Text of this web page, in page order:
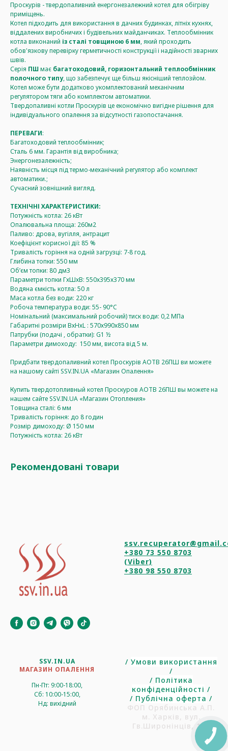
Проскурів - твердопаливний енергонезалежний котел для обігріву
приміщень.
Котел підходить для використання в дачних будинках, літніх кухнях,
віддалених виробничих і будівельних майданчиках. Теплообмінник
котла виконаний із сталі товщиною 6 мм, який проходить
обов'язкову перевірку герметичності конструкції і надійності зварних
швів.
Серія ПШмає багатоходовий, горизонтальний теплообмінник
полочного типу, що забезпечує ще більш якісніший теплозйом.
Котел може бути додатково укомплектований механічним
регулятором тяги або комплектом автоматики.
Твердопаливні котли Проскурів це економічно вигідне рішення для
індивідуального опалення за відсутності газопостачання.
ПЕРЕВАГИ:
Багатоходовий теплообмінник;
Сталь 6 мм. Гарантія від виробника;
Энергонезалежність;
Наявність місця під термо-механічний регулятор або комплект
автоматики.;
Сучасний зовнішний вигляд.
ТЕХНІЧНІ ХАРАКТЕРИСТИКИ:
Потужність котла: 26 кВт
Опалювальна площа: 260м2
Паливо: дрова, вугілля, антрацит
Коефіцієнт корисної дії: 85 %
Тривалість горіння на одній загрузці: 7-8 год.
Глибина топки: 550 мм
Об’єм топки: 80 дм3
Параметри топки ГхШхВ: 550х395х370 мм
Водяна ємкість котла: 50 л
Маса котла без води: 220 кг
Робоча температура води: 55- 90°C
Номінальний (максимальний робочий) тиск води: 0,2 МПа
Габаритні розміри ВхНхL : 570х990х850 мм
Патрубки (подачі , обратки): G1 ½
Параметри димоходу: 150 мм, висота від 5 м.
Придбати твердопаливний котел Проскурів АОТВ 26ПШ ви можете
на нашому сайті SSV.IN.UA «Магазин Опалення»
Купить твердотопливный котел Проскуров АОТВ 26ПШ вы можете на
нашем сайте SSV.IN.UA «Магазин Отопления»
Товщина сталі: 6 мм
Тривалість горіння: до 8 годин
Розмір димоходу: Ø 150 мм
Потужність котла: 26 кВт
Рекомендовані товари
+380 73 550 8703
(Viber)
+380 98 550 8703
SSV.IN.UA
МАГАЗИН ОПАЛЕННЯ
Пн-Пт: 9:00-18:00,
Сб: 10:00-15:00,
Нд: вихідний
/ Умови використання
/
/ Політика
конфіденційності /
/ Публічна оферта /
ФОП Орябинська А.П.
м. Харків, вул.
Гв.Широнінців, 102